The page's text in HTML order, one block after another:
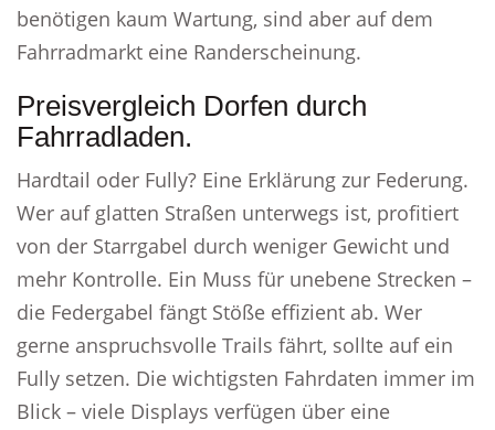
benötigen kaum Wartung, sind aber auf dem
Fahrradmarkt eine Randerscheinung.
Preisvergleich Dorfen durch
Fahrradladen.
Hardtail oder Fully? Eine Erklärung zur Federung.
Wer auf glatten Straßen unterwegs ist, profitiert
von der Starrgabel durch weniger Gewicht und
mehr Kontrolle. Ein Muss für unebene Strecken –
die Federgabel fängt Stöße effizient ab. Wer
gerne anspruchsvolle Trails fährt, sollte auf ein
Fully setzen. Die wichtigsten Fahrdaten immer im
Blick – viele Displays verfügen über eine